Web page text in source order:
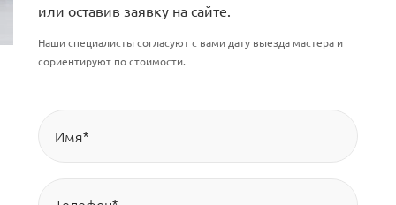
или оставив заявку на сайте.
Наши специалисты согласуют с вами дату выезда мастера и
сориентируют по стоимости.